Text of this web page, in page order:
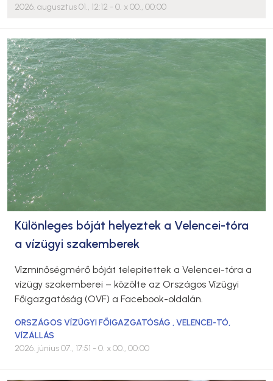
2026. augusztus 01., 12:12 - 0. x 00., 00:00
Különleges bóját helyeztek a Velencei-tóra
a vízügyi szakemberek
Vízminőségmérő bóját telepítettek a Velencei-tóra a
vízügy szakemberei – közölte az Országos Vízügyi
Főigazgatóság (OVF) a Facebook-oldalán.
ORSZÁGOS VÍZÜGYI FŐIGAZGATÓSÁG ,VELENCEI-TÓ,
VÍZÁLLÁS
2026. június 07., 17:51 - 0. x 00., 00:00